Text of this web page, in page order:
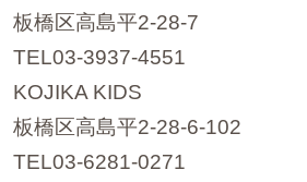
板橋区高島平2-28-7
TEL03-3937-4551
KOJIKA KIDS
板橋区高島平2-28-6-102
TEL03-6281-0271